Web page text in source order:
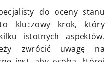
do oceny stanu
kluczowy krok, który
istotnych aspektów.
zwrócić uwagę na